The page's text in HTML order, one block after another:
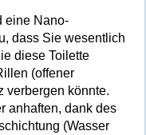
eine Nano-
dass Sie wesentlich
diese Toilette
(offener
verbergen könnte.
anhaften, dank des
(Wasser